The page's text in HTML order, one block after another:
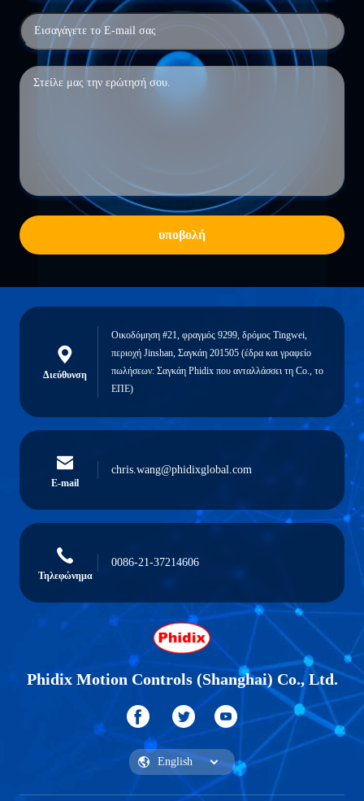
υποβολή
Διεύθυνση
Οικοδόμηση #21, φραγμός 9299, δρόμος Tingwei,
περιοχή Jinshan, Σαγκάη 201505 (έδρα και γραφείο
πωλήσεων: Σαγκάη Phidix που ανταλλάσσει τη Co., το
ΕΠΕ)
E-mail
chris.wang@phidixglobal.com
Τηλεφώνημα
0086-21-37214606
Phidix Motion Controls (Shanghai) Co., Ltd.